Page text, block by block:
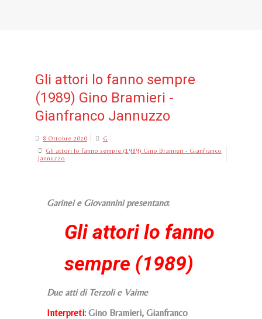
Gli attori lo fanno sempre
(1989) Gino Bramieri -
Gianfranco Jannuzzo
8 Ottobre 2020
G
Gli attori lo fanno sempre (1989) Gino Bramieri - Gianfranco
Jannuzzo
Garinei e Giovannini presentano:
Gli attori lo fanno
sempre (1989)
Due atti di Terzoli e Vaime
Interpreti: Gino Bramieri, Gianfranco